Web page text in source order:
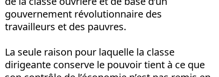
gouvernement révolutionnaire des
travailleurs et des pauvres.
La seule raison pour laquelle la classe
dirigeante conserve le pouvoir tient à ce que